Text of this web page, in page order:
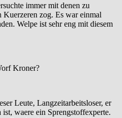
immer mit denen zu
Kuerzeren zog. Es war einmal
Welpe ist sehr eng mit diesem
Kroner?
Leute, Langzeitarbeitsloser, er
ist, waere ein Sprengstoffexperte.